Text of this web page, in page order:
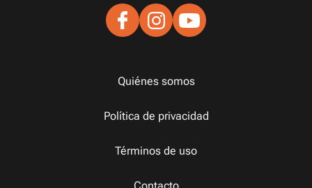
Quiénes somos
Política de privacidad
Términos de uso